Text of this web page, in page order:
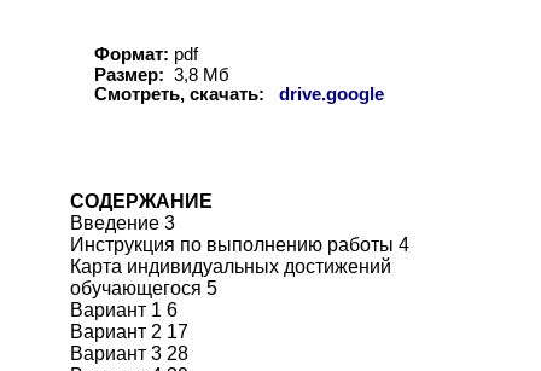
Формат: pdf
Размер: 3,8 Мб
Смотреть, скачать:
drive.google
СОДЕРЖАНИЕ
Введение 3
Инструкция по выполнению работы 4
Карта индивидуальных достижений
обучающегося 5
Вариант 1 6
Вариант 2 17
Вариант 3 28